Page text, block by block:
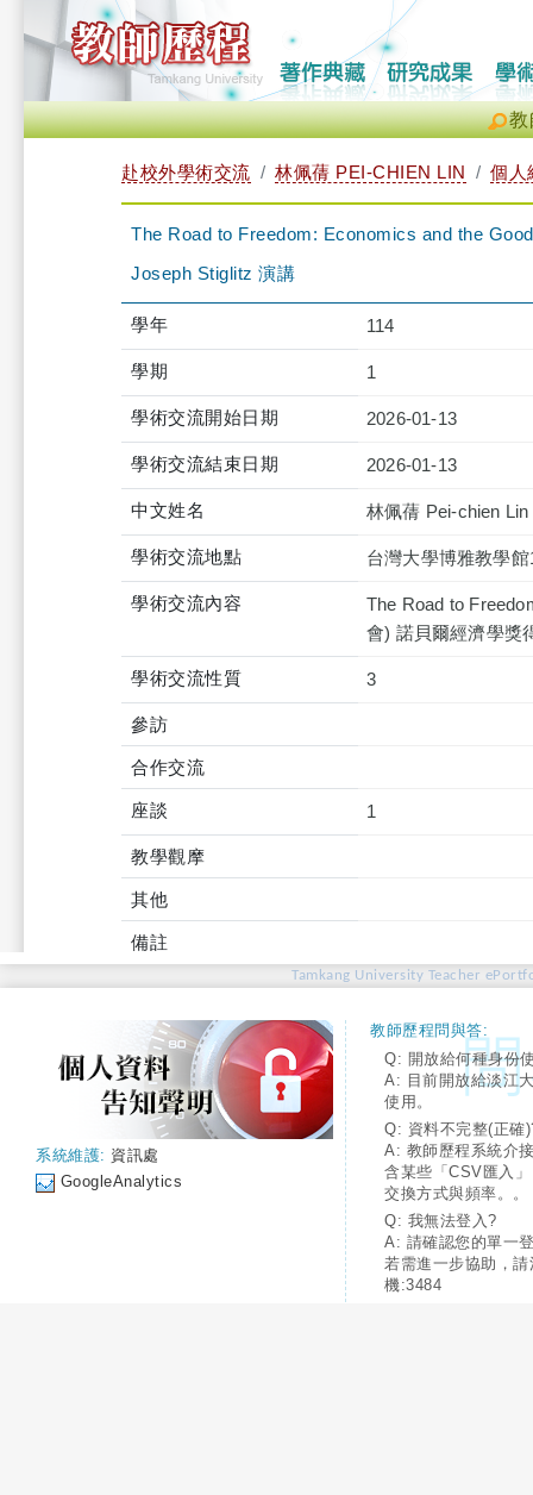
教
赴校外學術交流 林佩蒨 PEI-CHIEN LIN 個人
The Road to Freedom: Economics and the
Joseph Stiglitz 演講
學年 114
學期 1
學術交流開始日期 2026-01-13
學術交流結束日期 2026-01-13
中文姓名 林佩蒨 Pei-chien Lin
學術交流地點 台灣大學博雅教學館
學術交流內容
The Road to
會) 諾貝爾經濟學獎
學術交流性質 3
參訪
合作交流
座談 1
教學觀摩
其他
備註
Tamkang University Teacher
系統維護: 資訊處
GoogleAnalytics
教師歷程問與答:
Q: 開放給何種身份
A: 目前開放給淡江
使用。
Q: 資料不完整(正確
A: 教師歷程系統介
含某些「CSV匯入
交換方式與頻率。。
Q: 我無法登入?
A: 請確認您的單一
若需進一步協助，
機:3484